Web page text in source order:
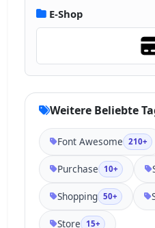
E-Shop
Weitere Beliebte
Font Awesome 210+
Purchase 10+
Shopping 50+
Store 15+